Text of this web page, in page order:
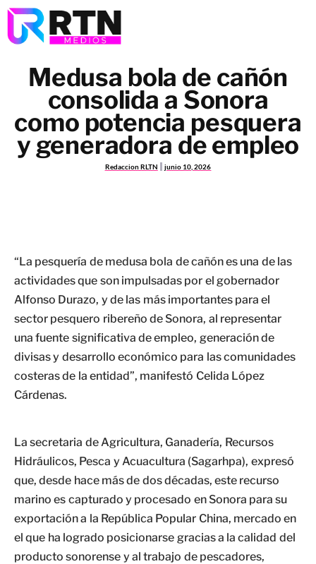
Medusa bola de cañón
consolida a Sonora
como potencia pesquera
y generadora de empleo
Redaccion RLTN junio 10, 2026
“La pesquería de medusa bola de cañón es una de las
actividades que son impulsadas por el gobernador
Alfonso Durazo, y de las más importantes para el
sector pesquero ribereño de Sonora, al representar
una fuente significativa de empleo, generación de
divisas y desarrollo económico para las comunidades
costeras de la entidad”, manifestó Celida López
Cárdenas.
La secretaria de Agricultura, Ganadería, Recursos
Hidráulicos, Pesca y Acuacultura (Sagarhpa), expresó
que, desde hace más de dos décadas, este recurso
marino es capturado y procesado en Sonora para su
exportación a la República Popular China, mercado en
el que ha logrado posicionarse gracias a la calidad del
producto sonorense y al trabajo de pescadores,